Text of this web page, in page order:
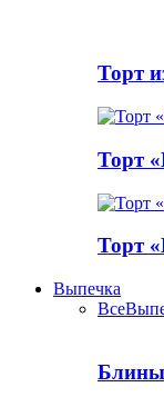
Торт
Торт
Торт
Выпечка
Все
Блины